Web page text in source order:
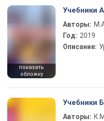
показать
обложку
Учебники
Авторы:
Год: 2019
Описание:
Учебники
Авторы: